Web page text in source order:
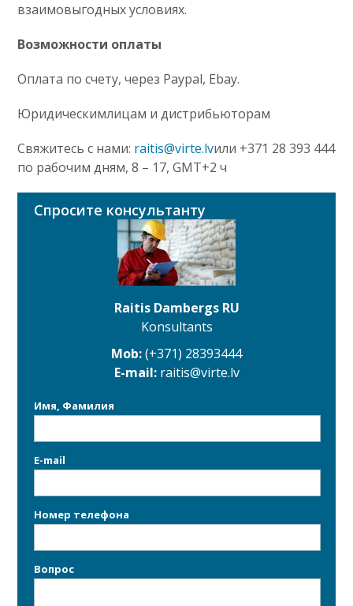
взаимовыгодных условиях.
Возможности оплаты
Оплата по счету, через Paypal, Ebay.
Юридическимлицам и дистрибьюторам
Свяжитесь с нами: raitis@virte.lvили +371 28 393 444
по рабочим дням, 8 – 17, GMT+2 ч
Спросите консультанту
Raitis Dambergs RU
Konsultants
Mob:(+371) 28393444
E-mail: raitis@virte.lv
Имя, Фамилия
E-mail
Номер телефона
Bопрос